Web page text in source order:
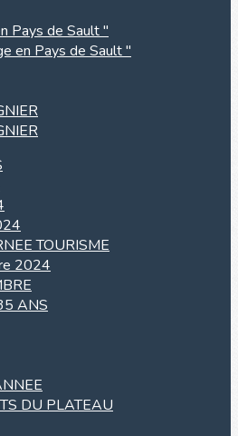
Pays de Sault "
en Pays de Sault "
TOURISME
2024
ANS
DU PLATEAU